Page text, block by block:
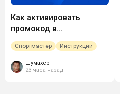
Как активировать
промокод в
Спортмастере:
пошаговая инструкция
Спортмастер Инструкции
Шумахер
23 часа назад